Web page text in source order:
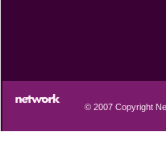
© 2007 Copyright